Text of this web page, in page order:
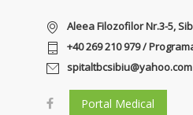
Aleea Filozofilor Nr.3-5,
+40 269 210 979 /
spitaltbcsibiu@yahoo.com
Portal Medical